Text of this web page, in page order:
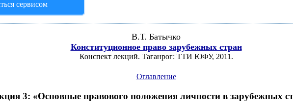
сервисом
В.Т. Батычко
Конституционное право зарубежных стран
Конспект лекций. Таганрог: ТТИ ЮФУ, 2011.
Оглавление
3: «Основные правового положения личности в зарубежных